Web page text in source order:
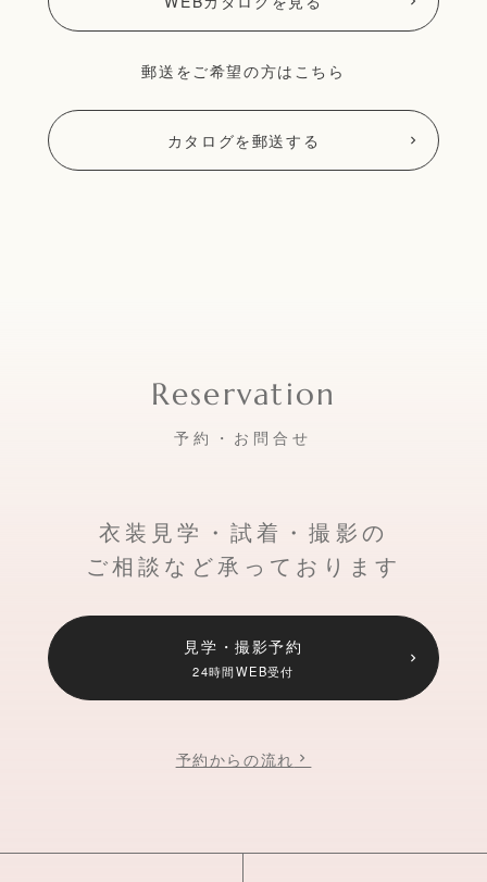
郵送をご希望の方はこちら
カタログを郵送する
予約・お問合せ
衣装見学・試着・撮影の
ご相談など承っております
見学・撮影予約
24時間WEB受付
予約からの流れ